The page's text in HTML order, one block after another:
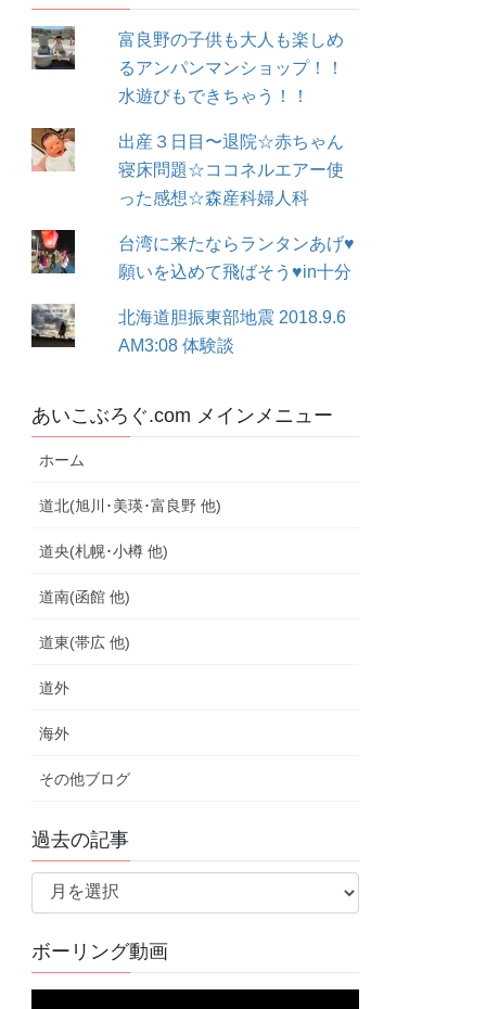
富良野の子供も大人も楽しめ
るアンパンマンショップ！！
水遊びもできちゃう！！
出産３日目〜退院☆赤ちゃん
寝床問題☆ココネルエアー使
った感想☆森産科婦人科
台湾に来たならランタンあげ♥
願いを込めて飛ばそう♥in十分
北海道胆振東部地震 2018.9.6
AM3:08 体験談
あいこぶろぐ.com メインメニュー
ホーム
道北(旭川･美瑛･富良野 他)
道央(札幌･小樽 他)
道南(函館 他)
道東(帯広 他)
道外
海外
その他ブログ
過去の記事
過
記
事
ボーリング動画